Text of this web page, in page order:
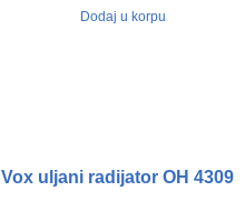
Dodaj u korpu
Vox uljani radijator OH 4309